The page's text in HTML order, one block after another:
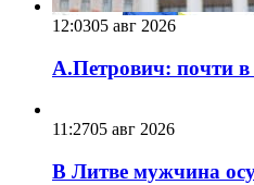
12:0305 авг 2026
А.Петрович: почти в
11:2705 авг 2026
В Литве мужчина